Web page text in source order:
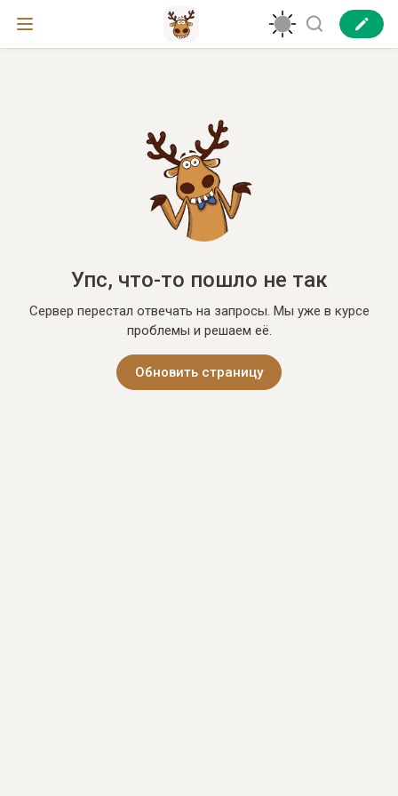
Упс, что-то пошло не так
Сервер перестал отвечать на запросы. Мы уже в курсе
проблемы и решаем её.
Обновить страницу